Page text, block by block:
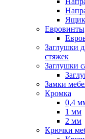
Заглушки
стяжек
Заглушки
Замки
Кромка
0,4
1 мм
2 мм
Крючки